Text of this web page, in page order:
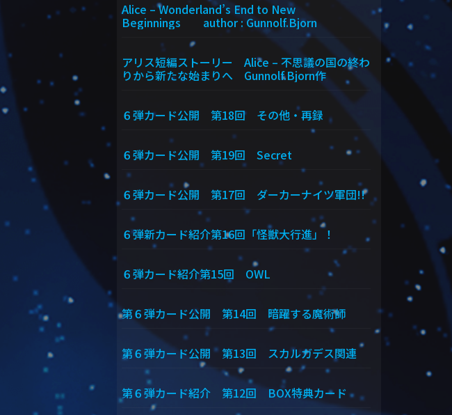
Alice – Wonderland’s End to New
Beginnings author : Gunnolf.Bjorn
アリス短編ストーリー Alice – 不思議の国の終わ
りから新たな始まりへ Gunnolf.Bjorn作
６弾カード公開 第18回 その他・再録
６弾カード公開 第19回 Secret
６弾カード公開 第17回 ダーカーナイツ軍団!!
６弾新カード紹介第16回「怪獣大行進」！
６弾カード紹介第15回 OWL
第６弾カード公開 第14回 暗躍する魔術師
第６弾カード公開 第13回 スカルガデス関連
第６弾カード紹介 第12回 BOX特典カード